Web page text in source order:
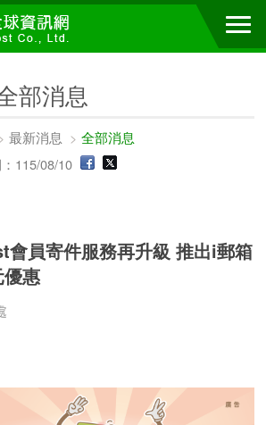
部消息
最新消息 >全部消息
115/08/10
會員寄件服務再升級 推出i郵箱
優惠